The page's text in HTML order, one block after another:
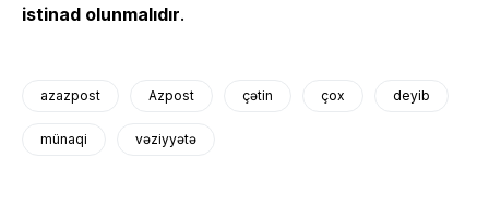
istinad olunmalıdır.
azazpost Azpost çətin çox deyib
münaqi vəziyyətə